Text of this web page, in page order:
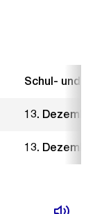
Schul- und
13.
13.